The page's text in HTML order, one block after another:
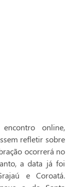
online,
refletir sobre
ocorrerá no
a data já foi
e Coroatá.